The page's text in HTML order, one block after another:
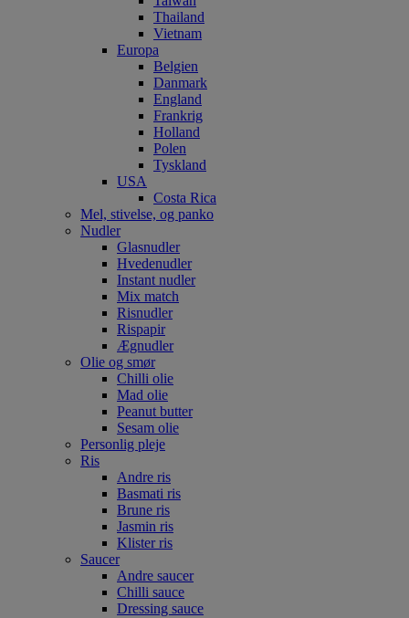
Thailand
Vietnam
Europa
Belgien
Danmark
England
Frankrig
Holland
Polen
Tyskland
USA
Costa Rica
Mel, stivelse, og panko
Nudler
Glasnudler
Hvedenudler
Instant nudler
Mix match
Risnudler
Rispapir
Ægnudler
Olie og smør
Chilli olie
Mad olie
Peanut butter
Sesam olie
Personlig pleje
Ris
Andre ris
Basmati ris
Brune ris
Jasmin ris
Klister ris
Saucer
Andre saucer
Chilli sauce
Dressing sauce